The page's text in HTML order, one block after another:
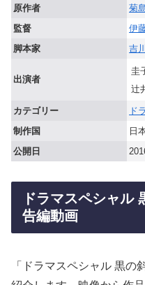
原作者
菊
監督
伊
脚本家
吉
出演者
圭
辻
カテゴリー
ド
制作国
日
公開日
ドラマスペシャル
告編動画
「ドラマスペシャル 黒の